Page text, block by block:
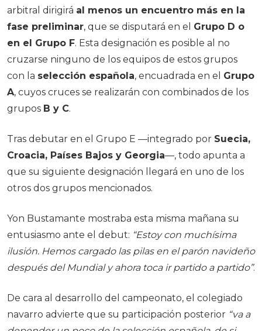
arbitral dirigirá al menos un encuentro más en la
fase preliminar, que se disputará en el Grupo D o
en el Grupo F. Esta designación es posible al no
cruzarse ninguno de los equipos de estos grupos
con la selección española, encuadrada en el Grupo
A, cuyos cruces se realizarán con combinados de los
grupos B y C.
Tras debutar en el Grupo E —integrado por Suecia,
Croacia, Países Bajos y Georgia—, todo apunta a
que su siguiente designación llegará en uno de los
otros dos grupos mencionados.
Yon Bustamante mostraba esta misma mañana su
entusiasmo ante el debut: “Estoy con muchísima
ilusión. Hemos cargado las pilas en el parón navideño
después del Mundial y ahora toca ir partido a partido”.
De cara al desarrollo del campeonato, el colegiado
navarro advierte que su participación posterior “va a